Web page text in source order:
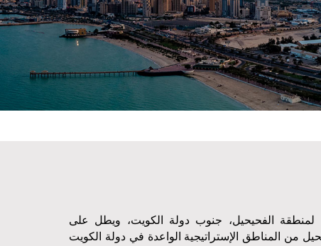
لمنطقة الفحيحيل، جنوب دولة الكويت، ويطل على
من المناطق الإستراتيجية الواعدة في دولة الكويت